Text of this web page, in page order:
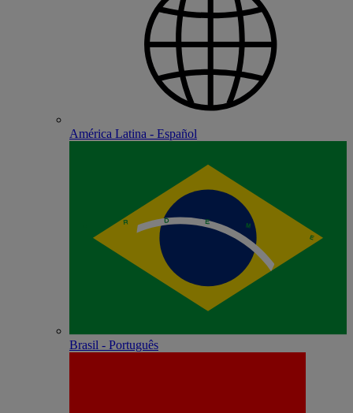
América Latina - Español
Brasil - Português